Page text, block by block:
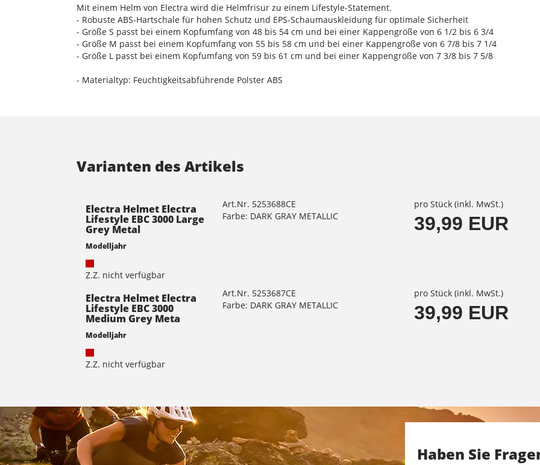
Mit einem Helm von Electra wird die Helmfrisur zu einem Lifestyle-Statement.
- Robuste ABS-Hartschale für hohen Schutz und EPS-Schaumauskleidung für optimale Sicherheit
- Größe S passt bei einem Kopfumfang von 48 bis 54 cm und bei einer Kappengröße von 6 1/2 bis 6 3/4
- Größe M passt bei einem Kopfumfang von 55 bis 58 cm und bei einer Kappengröße von 6 7/8 bis 7 1/4
- Größe L passt bei einem Kopfumfang von 59 bis 61 cm und bei einer Kappengröße von 7 3/8 bis 7 5/8
- Materialtyp: Feuchtigkeitsabführende Polster ABS
Varianten des Artikels
Electra Helmet Electra
Lifestyle EBC 3000 Large
Grey Metal
Modelljahr
Z.Z. nicht verfügbar
Art.Nr. 5253688CE
Farbe: DARK GRAY METALLIC
pro Stück (inkl. MwSt.)
39,99 EUR
Electra Helmet Electra
Lifestyle EBC 3000
Medium Grey Meta
Modelljahr
Z.Z. nicht verfügbar
Art.Nr. 5253687CE
Farbe: DARK GRAY METALLIC
pro Stück (inkl. MwSt.)
39,99 EUR
Haben Sie